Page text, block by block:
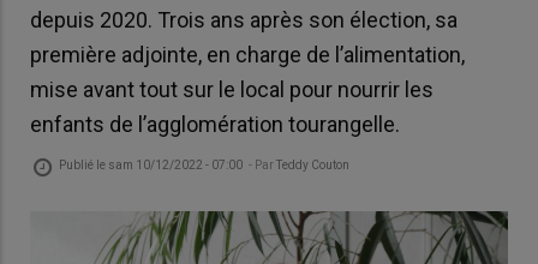
depuis 2020. Trois ans après son élection, sa
première adjointe, en charge de l’alimentation,
mise avant tout sur le local pour nourrir les
enfants de l’agglomération tourangelle.
Publié le sam 10/12/2022 - 07:00 - ParTeddy Couton